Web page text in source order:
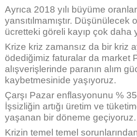
Ayrıca 2018 yılı büyüme
yansıtılmamıştır. Düşünülecek
ücretteki göreli kayıp çok daha
Krize kriz zamansız da bir kriz
ödediğimiz faturalar da market
alışverişlerinde paranın alım
kaybetmesinide yaşıyoruz.
Çarşı Pazar enflasyonunu %
İşsizliğin artığı üretim ve
yaşanan bir döneme geçiyoruz.
Krizin temel temel